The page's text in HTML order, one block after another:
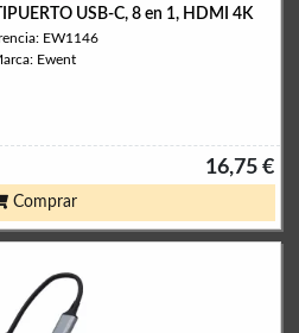
USB-C, 8 en 1, HDMI 4K
EW1146
Ewent
16,75 €
Comprar